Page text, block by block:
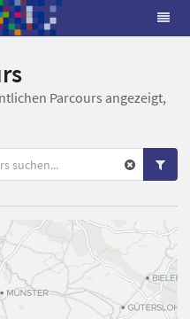
Parcours angezeigt,